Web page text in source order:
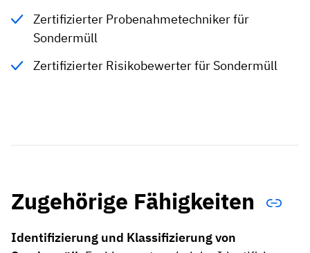
Zertifizierter Probenahmetechniker für
Sondermüll
Zertifizierter Risikobewerter für Sondermüll
Zugehörige Fähigkeiten
Identifizierung und Klassifizierung von